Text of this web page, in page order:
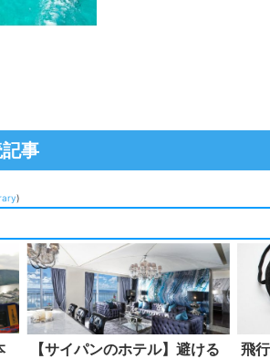
事
)
【サイパンのホテル】避ける
飛